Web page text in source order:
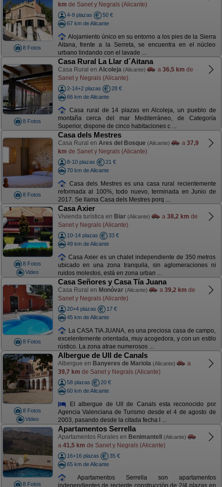
8 Fotos
km de Sanet y Negrals (Alicante)
4-9 plazas
50 €
67 km de Alicante
Alojamiento único en su entorno a los pies de la Sierra
Aitana, frente a la Serreta, se encuentra en el núcleo
urbano lindando con el lavade ...
8 Fotos
Casa Rural La Llar d´Aitana
Casa Rural en Alcoleja (Alicante) a 36,5 km de
Sanet y Negrals (Alicante)
2-14+2 plazas
28 €
66 km de Alicante
Casa rural de 14 plazas en Alcoleja, un pueblo de
montaña cerca del mar Mediterráneo, de Categoría
Superior, dispone de cinco habitaciones c ...
8 Fotos
Casa dels Mestres
Casa Rural en Ares del Bosque (Alicante) a 37,9
km de Sanet y Negrals (Alicante)
8-10 plazas
21 €
70 km de Alicante
Casa dels Mestres es una casa rural recientemente
reformada al 100%, todo nuevo, terminada en Junio de
2017. Se llama Casa dels Mestres porq ...
8 Fotos
Video
Casa Axier
Vivienda turística en Biar (Alicante) a 38,2 km de
Sanet y Negrals (Alicante)
10-14 plazas
33 €
49 km de Alicante
Casa Axier es un chalet independiente de 350 metros
ubicado en una zona tranquila, sin aglomeraciones ni
ruidos molestos, está en zona urban ...
8 Fotos
Casa Señores y Casa Tía Juana
Casa Rural en Monóvar (Alicante) a 39,2 km de
Sanet y Negrals (Alicante)
20+4 plazas
17 €
45 km de Alicante
La CASA TIA JUANA, es una preciosa casa de campo,
excelentemente orientada, muy acogedora, y con un estilo
rústico. La zona atrae numerosos ...
8 Fotos
Video
Albergue de Ull de Canals
Albergue en Banyeres de Mariola (Alicante)
a
39,7 km de Sanet y Negrals (Alicante)
58 plazas
20 €
60 km de Alicante
El albergue de Ull de Canals esta reconocido por
Agencia Valenciana de Turismo desde el 4 de agosto de
2003, pasando desde la citada fecha l ...
8 Fotos
Apartamentos Serrella
Apartamentos Rurales en Benimantell (Alicante)
a 41,5 km de Sanet y Negrals (Alicante)
16+16 plazas
35 €
65 km de Alicante
Apartamentos Serrella son apartamentos